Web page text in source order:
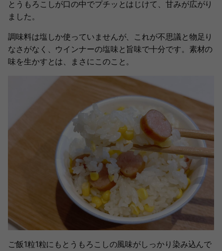
とうもろこしが口の中でプチッとはじけて、甘みが広がり
ました。
調味料は塩しか使っていませんが、これが不思議と物足り
なさがなく、ウインナーの塩味と旨味で十分です。素材の
味を生かすとは、まさにこのこと。
ご飯1粒1粒にもとうもろこしの風味がしっかり染み込んで